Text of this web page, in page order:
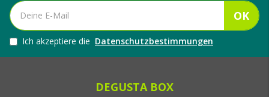
OK
Ich akzeptiere die Datenschutzbestimmungen
DEGUSTA BOX